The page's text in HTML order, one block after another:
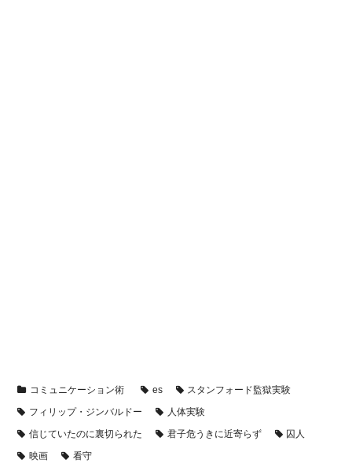
コミュニケーション術 es
スタンフォード監獄実験
フィリップ・ジンバルドー
人体実験
信じていたのに裏切られた
君子危うきに近寄らず
囚人
映画
看守